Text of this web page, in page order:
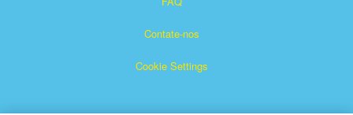
Contate-nos
Cookie Settings